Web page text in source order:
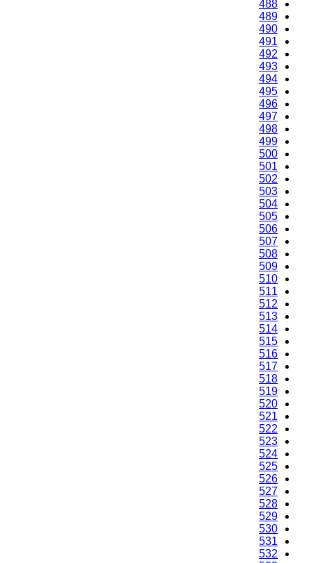
488
489
490
491
492
493
494
495
496
497
498
499
500
501
502
503
504
505
506
507
508
509
510
511
512
513
514
515
516
517
518
519
520
521
522
523
524
525
526
527
528
529
530
531
532